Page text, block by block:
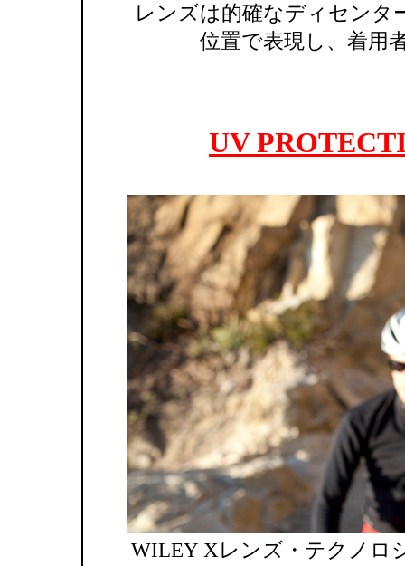
レンズは的確なディセンタ
位置で表現し、着用
UV
WILEY Xレンズ・テクノロ